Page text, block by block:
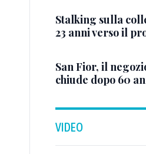
Stalking sulla
23 anni verso il
San Fior, il
chiude dopo 60
VIDEO